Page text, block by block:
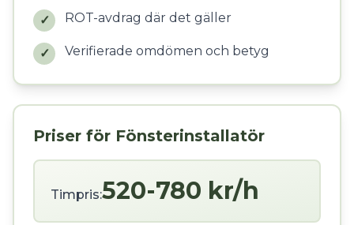
✓ ROT-avdrag där det gäller
✓ Verifierade omdömen och betyg
Priser för Fönsterinstallatör
Timpris:520-780 kr/h